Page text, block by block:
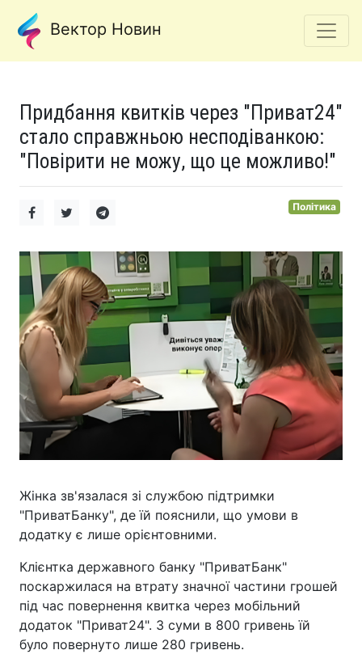
Вектор Новин
Придбання квитків через "Приват24"
стало справжньою несподіванкою:
"Повірити не можу, що це можливо!"
Політика
Жінка зв'язалася зі службою підтримки
"ПриватБанку", де їй пояснили, що умови в
додатку є лише орієнтовними.
Клієнтка державного банку "ПриватБанк"
поскаржилася на втрату значної частини грошей
під час повернення квитка через мобільний
додаток "Приват24". З суми в 800 гривень їй
було повернуто лише 280 гривень.